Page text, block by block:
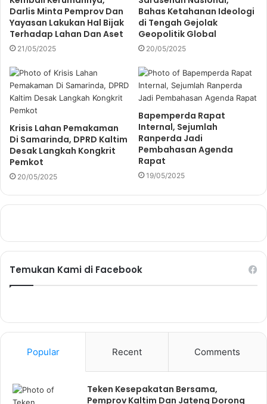
Darlis Minta Pemprov Dan
Yayasan Lakukan Hal Bijak
Terhadap Lahan Dan Aset
21/05/2025
Bahas Ketahanan Ideologi
di Tengah Gejolak
Geopolitik Global
20/05/2025
Krisis Lahan Pemakaman
Di Samarinda, DPRD Kaltim
Desak Langkah Kongkrit
Pemkot
20/05/2025
Bapemperda Rapat
Internal, Sejumlah
Ranperda Jadi
Pembahasan Agenda
Rapat
19/05/2025
Temukan Kami di Facebook
Popular Recent Comments
Teken Kesepakatan Bersama,
Pemprov Kaltim Dan Jateng Dorong